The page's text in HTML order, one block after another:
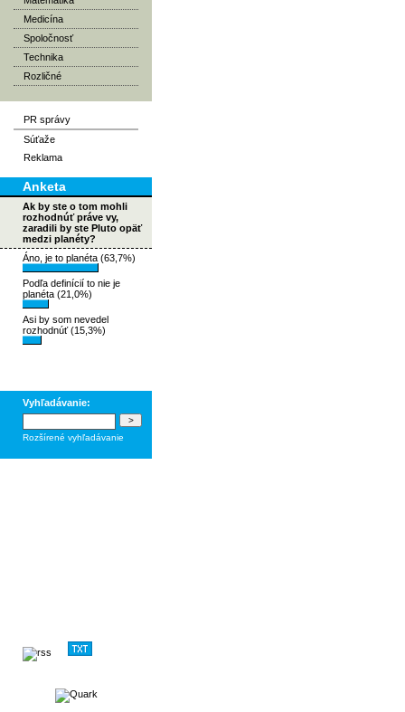
Medicína
Spoločnosť
Technika
Rozličné
PR správy
Súťaže
Reklama
Anketa
Ak by ste o tom mohli
rozhodnúť práve vy,
zaradili by ste Pluto opäť
medzi planéty?
Áno, je to planéta (63,7%)
Podľa definícií to nie je
planéta (21,0%)
Asi by som nevedel
rozhodnúť (15,3%)
Vyhľadávanie:
Rozšírené vyhľadávanie